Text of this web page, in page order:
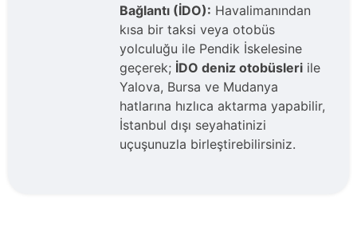
Bağlantı (İDO): Havalimanından
kısa bir taksi veya otobüs
yolculuğu ile Pendik İskelesine
geçerek; İDO deniz otobüsleri ile
Yalova, Bursa ve Mudanya
hatlarına hızlıca aktarma yapabilir,
İstanbul dışı seyahatinizi
uçuşunuzla birleştirebilirsiniz.